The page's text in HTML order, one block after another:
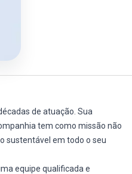
de atuação. Sua
tem como missão não
sustentável em todo o seu
equipe qualificada e